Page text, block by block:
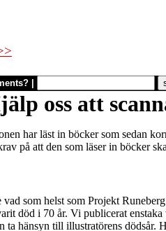
oss att
har läst in böcker som sedan
på att den som läser in böcker
vad som helst som Projekt
död i 70 år. Vi publicerat
ta hänsyn till illustratörens dödsår.